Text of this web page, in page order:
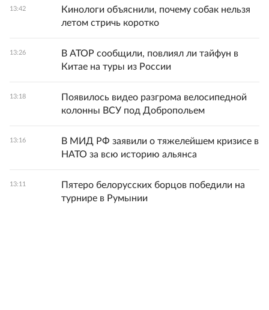
13:42
Кинологи объяснили, почему собак нельзя
летом стричь коротко
13:26
В АТОР сообщили, повлиял ли тайфун в
Китае на туры из России
13:18
Появилось видео разгрома велосипедной
колонны ВСУ под Добропольем
13:16
В МИД РФ заявили о тяжелейшем кризисе в
НАТО за всю историю альянса
13:11
Пятеро белорусских борцов победили на
турнире в Румынии